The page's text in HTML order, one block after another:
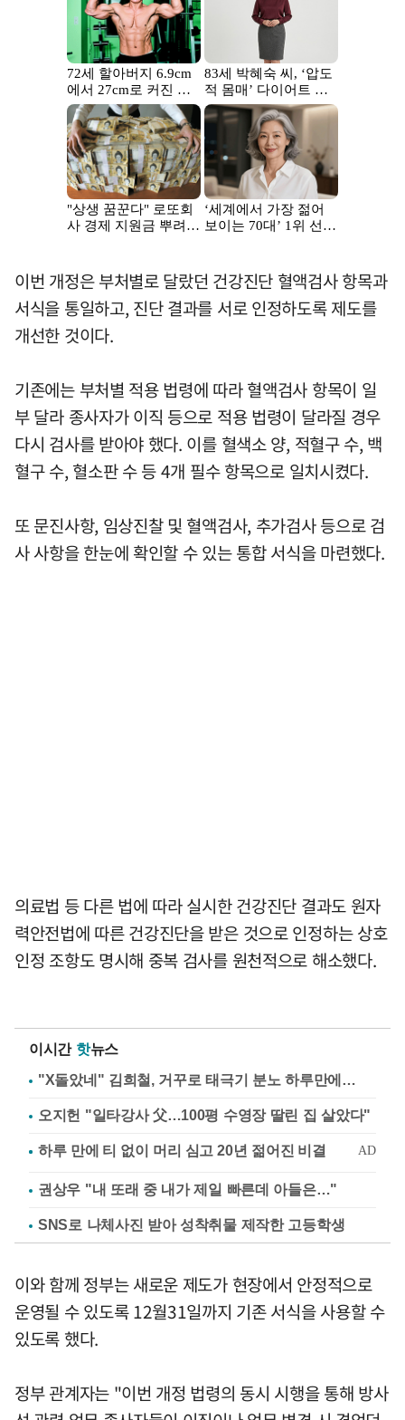
이번 개정은 부처별로 달랐던 건강진단 혈액검사 항목과
서식을 통일하고, 진단 결과를 서로 인정하도록 제도를
개선한 것이다.
기존에는 부처별 적용 법령에 따라 혈액검사 항목이 일
부 달라 종사자가 이직 등으로 적용 법령이 달라질 경우
다시 검사를 받아야 했다. 이를 혈색소 양, 적혈구 수, 백
혈구 수, 혈소판 수 등 4개 필수 항목으로 일치시켰다.
또 문진사항, 임상진찰 및 혈액검사, 추가검사 등으로 검
사 사항을 한눈에 확인할 수 있는 통합 서식을 마련했다.
의료법 등 다른 법에 따라 실시한 건강진단 결과도 원자
력안전법에 따른 건강진단을 받은 것으로 인정하는 상호
인정 조항도 명시해 중복 검사를 원천적으로 해소했다.
이시간 핫뉴스
"X돌았네" 김희철, 거꾸로 태극기 분노 하루만에…
오지헌 "일타강사 父…100평 수영장 딸린 집 살았다"
권상우 "내 또래 중 내가 제일 빠른데 아들은…"
SNS로 나체사진 받아 성착취물 제작한 고등학생
이와 함께 정부는 새로운 제도가 현장에서 안정적으로
운영될 수 있도록 12월31일까지 기존 서식을 사용할 수
있도록 했다.
정부 관계자는 "이번 개정 법령의 동시 시행을 통해 방사